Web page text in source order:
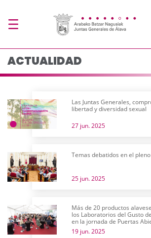
Actualidad -
ACTUALIDAD
Las Juntas Generales,
libertad y diversidad sexual
27 jun. 2025
Temas debatidos en el pleno
25 jun. 2025
Más de 20 productos
los Laboratorios del Gusto
en la jornada de Puertas
19 jun. 2025